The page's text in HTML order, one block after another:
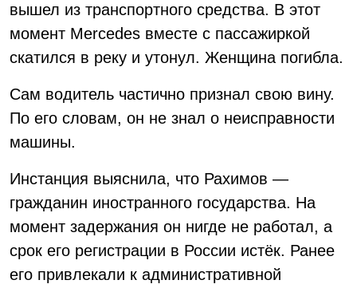
вышел из транспортного средства. В этот
момент Mercedes вместе с пассажиркой
скатился в реку и утонул. Женщина погибла.
Сам водитель частично признал свою вину.
По его словам, он не знал о неисправности
машины.
Инстанция выяснила, что Рахимов —
гражданин иностранного государства. На
момент задержания он нигде не работал, а
срок его регистрации в России истёк. Ранее
его привлекали к административной